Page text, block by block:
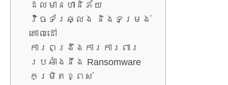
ដែលមានហានិភ័យ
វ៉ិចទ័រឆ្លង និងទម្រង់
គោលដៅ
ការពង្រឹងការការពារ
ប្រឆាំងនឹង Ransomware
កម្រិតខ្ពស់